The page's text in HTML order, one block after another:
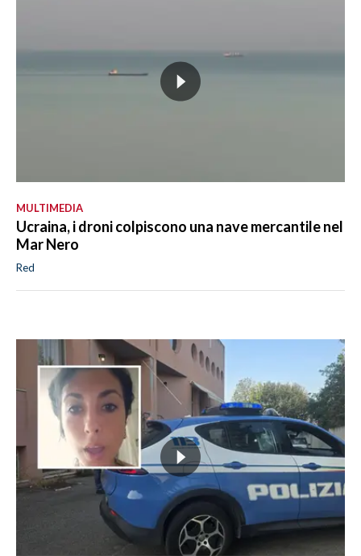
MULTIMEDIA
Ucraina, i droni colpiscono una nave mercantile nel
Mar Nero
Red